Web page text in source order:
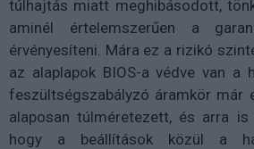
túlhajtás miatt meghibásodott,
aminél értelemszerűen a
érvényesíteni. Mára ez a rizikó
az alaplapok BIOS-a védve van a
feszültségszabályzó áramkör már
alaposan túlméretezett, és arra
hogy a beállítások közül a